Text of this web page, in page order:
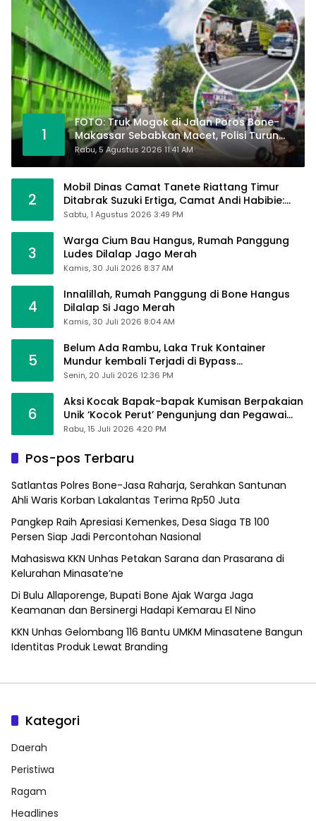
1
FOTO: Truk Mogok di Jalan Poros Bone-
Makassar Sebabkan Macet, Polisi Turun
Tangan
Rabu, 5 Agustus 2026 11:41 AM
2
Mobil Dinas Camat Tanete Riattang Timur
Ditabrak Suzuki Ertiga, Camat Andi Habibie:
Alhamdulillah Saya Baik-Baik Saja
Sabtu, 1 Agustus 2026 3:49 PM
3
Warga Cium Bau Hangus, Rumah Panggung
Ludes Dilalap Jago Merah
Kamis, 30 Juli 2026 8:37 AM
4
Innalillah, Rumah Panggung di Bone Hangus
Dilalap Si Jago Merah
Kamis, 30 Juli 2026 8:04 AM
5
Belum Ada Rambu, Laka Truk Kontainer
Mundur kembali Terjadi di Bypass
Sumpallabbu
Senin, 20 Juli 2026 12:36 PM
6
Aksi Kocak Bapak-bapak Kumisan Berpakaian
Unik ‘Kocok Perut’ Pengunjung dan Pegawai
Alfamart, Ngaku Aktifkan Layar Sentuh Atm
Rabu, 15 Juli 2026 4:20 PM
Pos-pos Terbaru
Satlantas Polres Bone-Jasa Raharja, Serahkan Santunan
Ahli Waris Korban Lakalantas Terima Rp50 Juta
Pangkep Raih Apresiasi Kemenkes, Desa Siaga TB 100
Persen Siap Jadi Percontohan Nasional
Mahasiswa KKN Unhas Petakan Sarana dan Prasarana di
Kelurahan Minasate’ne
Di Bulu Allaporenge, Bupati Bone Ajak Warga Jaga
Keamanan dan Bersinergi Hadapi Kemarau El Nino
KKN Unhas Gelombang 116 Bantu UMKM Minasatene Bangun
Identitas Produk Lewat Branding
Kategori
Daerah
Peristiwa
Ragam
Headlines